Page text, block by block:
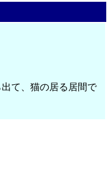
て、猫の居る居間で